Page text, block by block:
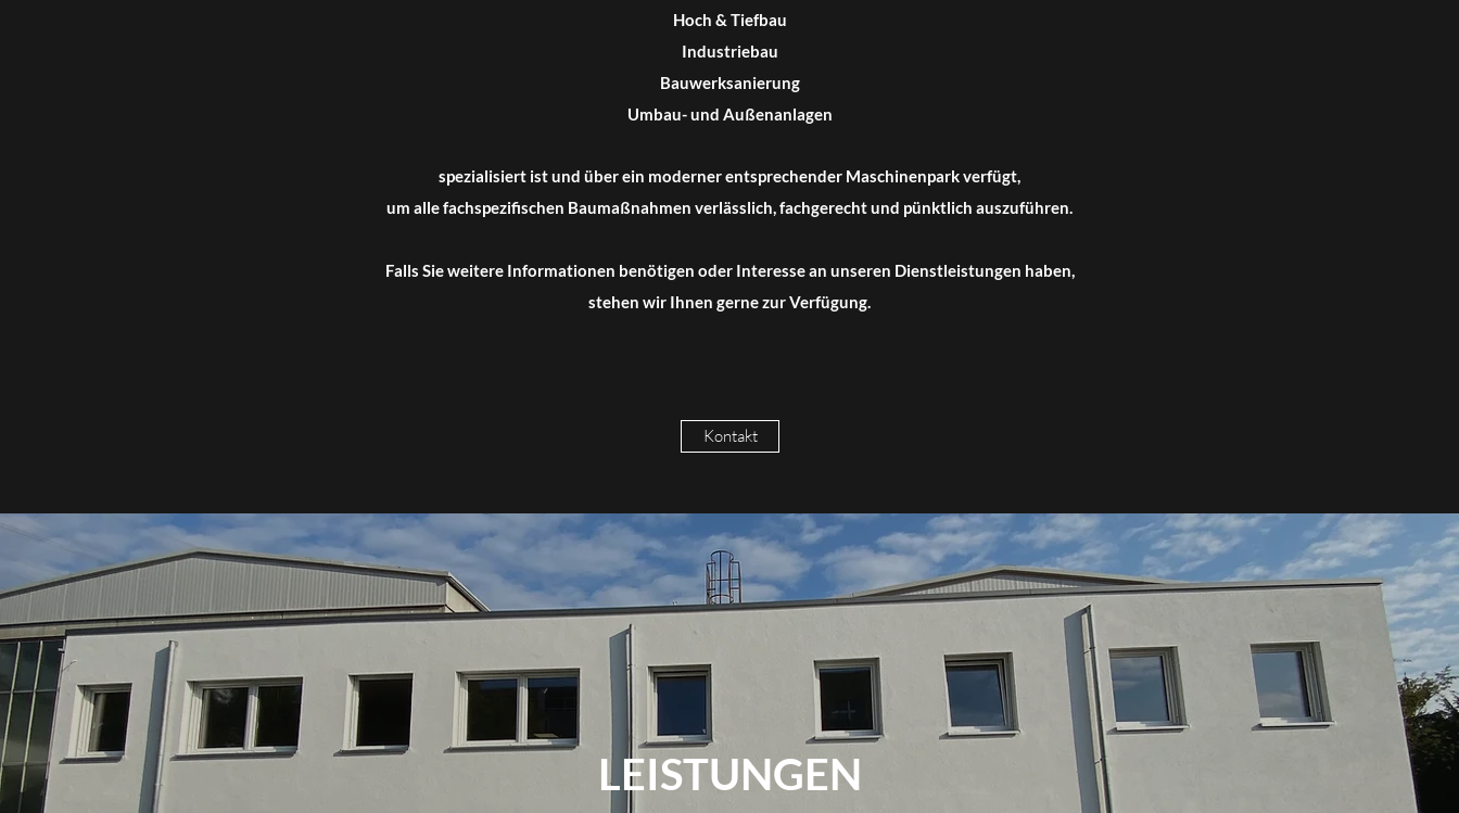
Hoch & Tiefbau
Industriebau
Bauwerksanierung
Umbau- und Außenanlagen
spezialisiert ist und über ein moderner entsprechender Maschinenpark verfügt,
um alle fachspezifischen Baumaßnahmen verlässlich, fachgerecht und pünktlich auszuführen.
Falls Sie weitere Informationen benötigen oder Interesse an unseren Dienstleistungen haben,
stehen wir Ihnen gerne zur Verfügung.
Kontakt
LEISTUNGEN